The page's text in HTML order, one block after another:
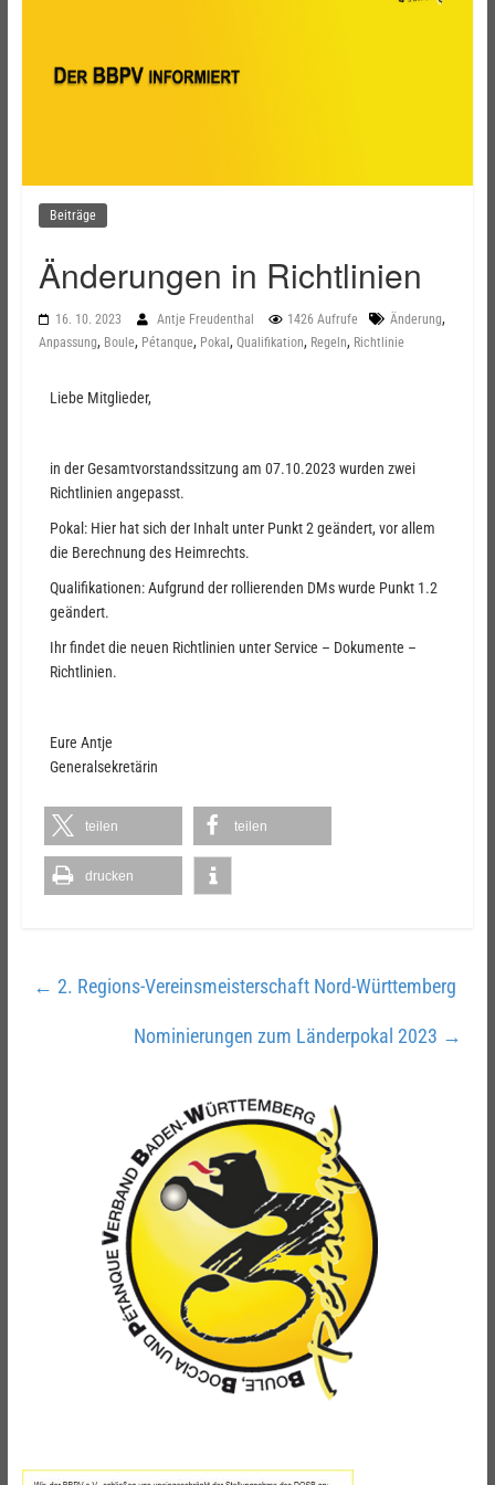
Beiträge
Änderungen in Richtlinien
16. 10. 2023 Antje Freudenthal 1426 Aufrufe Änderung,
Anpassung, Boule, Pétanque, Pokal , Qualifikation, Regeln, Richtlinie
Liebe Mitglieder,
in der Gesamtvorstandssitzung am 07.10.2023 wurden zwei
Richtlinien angepasst.
Pokal: Hier hat sich der Inhalt unter Punkt 2 geändert, vor allem
die Berechnung des Heimrechts.
Qualifikationen: Aufgrund der rollierenden DMs wurde Punkt 1.2
geändert.
Ihr findet die neuen Richtlinien unter Service – Dokumente –
Richtlinien.
Eure Antje
Generalsekretärin
teilen teilen
drucken
← 2. Regions-Vereinsmeisterschaft Nord-Württemberg
Nominierungen zum Länderpokal 2023 →